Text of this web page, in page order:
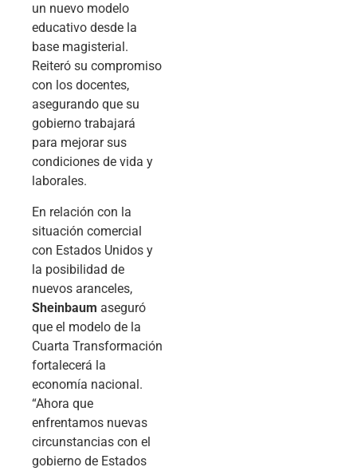
un nuevo modelo
educativo desde la
base magisterial.
Reiteró su compromiso
con los docentes,
asegurando que su
gobierno trabajará
para mejorar sus
condiciones de vida y
laborales.
En relación con la
situación comercial
con Estados Unidos y
la posibilidad de
nuevos aranceles,
Sheinbaum aseguró
que el modelo de la
Cuarta Transformación
fortalecerá la
economía nacional.
“Ahora que
enfrentamos nuevas
circunstancias con el
gobierno de Estados